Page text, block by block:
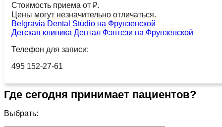
Стоимость приема от ₽.
Цены могут незначительно отличаться.
Belgravia Dental Studio на Фрунзенской
Детская клиника Дентал Фэнтези на Фрунзенской
Телефон для записи:
495 152-27-61
Где сегодня принимает пациентов?
Выбрать: